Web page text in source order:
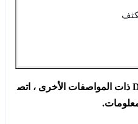
ملاحظة: بالنسبة لمنتجات DVR ذات المواصفات الأخرى ، اتص